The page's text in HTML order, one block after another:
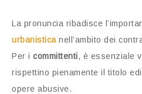
La pronuncia ribadisce
urbanisticanell’ambito dei
Per i committenti, è essenziale
rispettino pienamente il titolo
opere abusive.